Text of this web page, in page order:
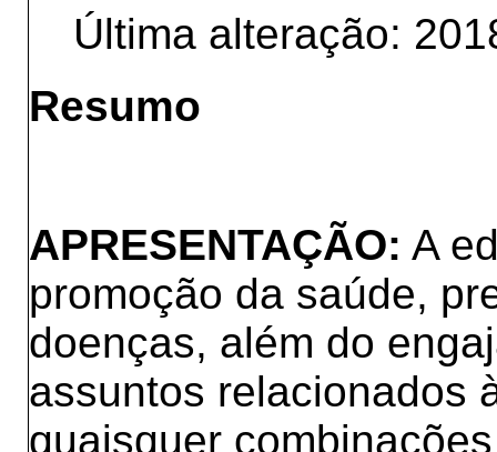
Última alteração:
Resumo
APRESENTAÇÃO: A
promoção da saúde,
doenças, além do
assuntos relacionados
quaisquer